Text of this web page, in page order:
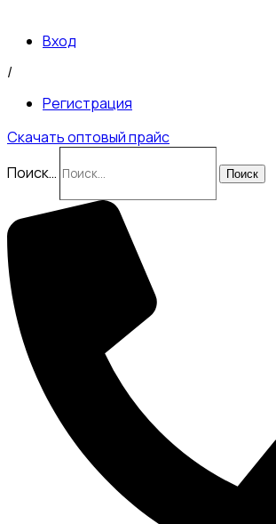
Вход
/
Регистрация
Скачать оптовый прайс
Поиск…
Поиск